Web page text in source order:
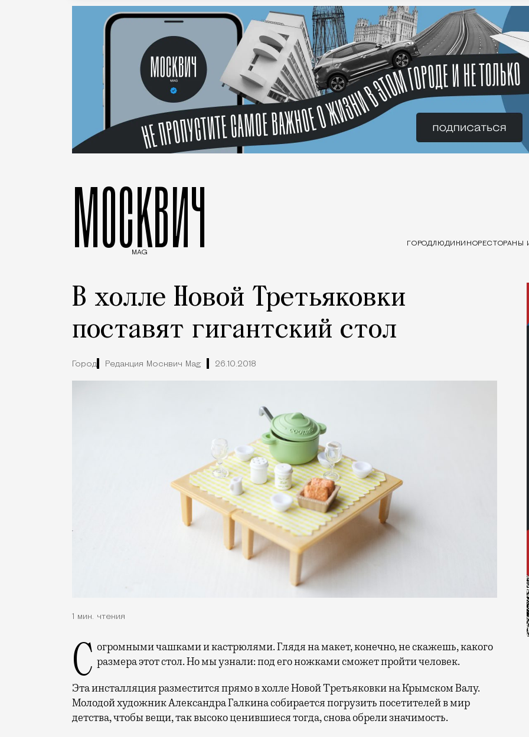
МОСКВИЧ
MAG
ГОРОДЛЮДИ КИНОРЕСТОРАНЫ
В холле Новой Третьяковки
поставят гигантский стол
Город Редакция Москвич Mag 26.10.2018
1 мин. чтения
С огромными чашками и кастрюлями. Глядя на макет, конечно, не скажешь, какого размера этот стол. Но мы узнали: под его ножками сможет пройти человек.
Эта инсталляция разместится прямо в холле Новой Третьяковки на Крымском Валу.
Молодой художник Александра Галкина собирается погрузить посетителей в мир
детства, чтобы вещи, так высоко ценившиеся тогда, снова обрели значимость.